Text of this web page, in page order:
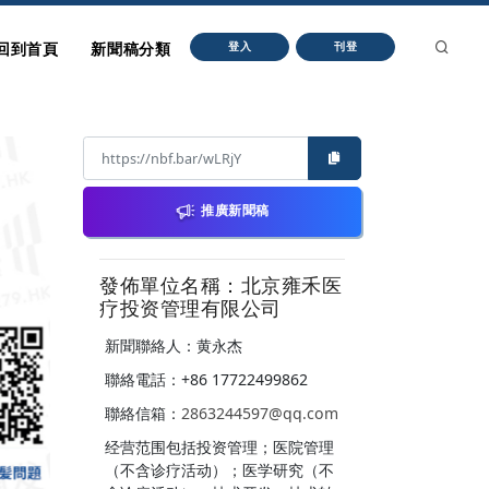
到首頁 新聞稿分類 登入 刊登
推廣新聞稿
發佈單位名稱：北京雍禾医
疗投资管理有限公司
新聞聯絡人：黄永杰
聯絡電話：+86 17722499862
聯絡信箱： 2863244597@qq.com
经营范围包括投资管理；医院管理
（不含诊疗活动）；医学研究（不